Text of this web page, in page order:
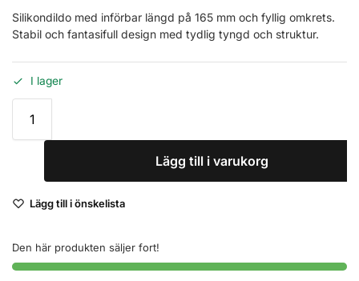
Silikondildo med införbar längd på 165 mm och fyllig omkrets.
Stabil och fantasifull design med tydlig tyngd och struktur.
I lager
Lägg till i varukorg
Lägg till i önskelista
Den här produkten säljer fort!